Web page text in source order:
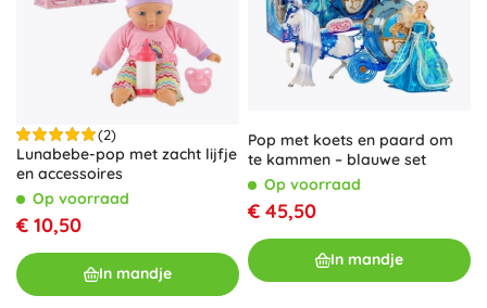
(2)
Lunabebe-pop met zacht lijfje
en accessoires
Op voorraad
€ 10,50
In mandje
Pop met koets en paard om
te kammen – blauwe set
Op voorraad
€ 45,50
In mandje